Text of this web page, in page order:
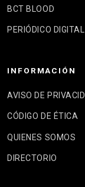
BCT BLOOD
PERIÓDICO DIGITAL
INFORMACIÓN
AVISO DE
CÓDIGO DE ÉTICA
QUIENES SOMOS
DIRECTORIO